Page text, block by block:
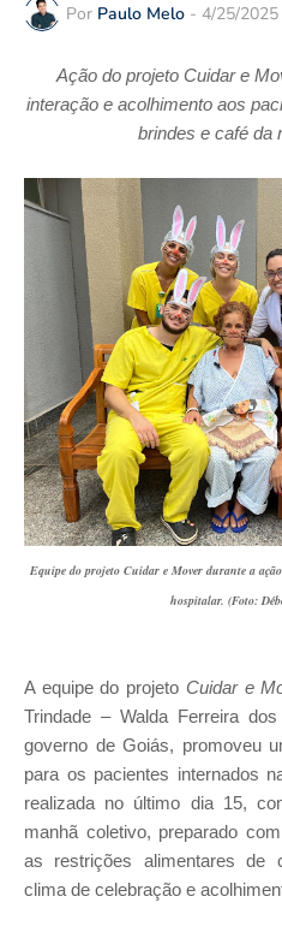
Por Paulo Melo - 4/25/2025
Ação do projeto Cuidar e
interação e acolhimento aos
brindes e café da
Equipe do projeto Cuidar e Mover durante a
hospitalar. (Foto:
A equipe do projeto Cuidar e
Trindade – Walda Ferreira
governo de Goiás, promoveu
para os pacientes internados
realizada no último dia 15,
manhã coletivo, preparado
as restrições alimentares de
clima de celebração e